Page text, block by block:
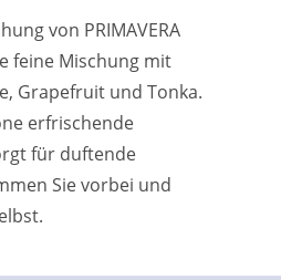
von PRIMAVERA
feine Mischung mit
Grapefruit und Tonka.
erfrischende
für duftende
Sie vorbei und